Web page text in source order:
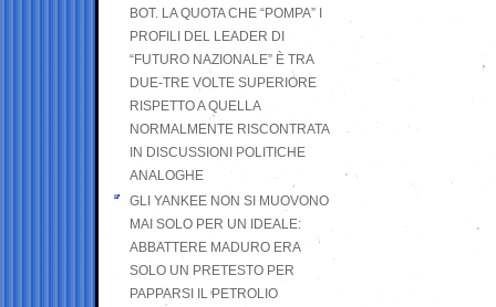
BOT. LA QUOTA CHE “POMPA” I
PROFILI DEL LEADER DI
“FUTURO NAZIONALE” È TRA
DUE-TRE VOLTE SUPERIORE
RISPETTO A QUELLA
NORMALMENTE RISCONTRATA
IN DISCUSSIONI POLITICHE
ANALOGHE
GLI YANKEE NON SI MUOVONO
MAI SOLO PER UN IDEALE:
ABBATTERE MADURO ERA
SOLO UN PRETESTO PER
PAPPARSI IL PETROLIO